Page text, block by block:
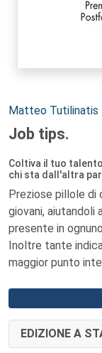
Autori:
Matteo Tutilinatis
Job tips.
Coltiva il tuo
chi sta dall'altra
Preziose pillole di
giovani,
presente in
Inoltre tante
maggior punto
EDIZIONE A